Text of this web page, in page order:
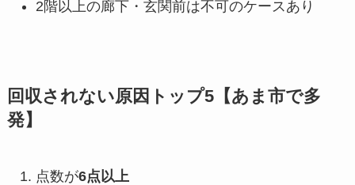
2階以上の廊下・玄関前は不可のケースあり
回収されない原因トップ5【あま市で多
発】
点数が6点以上